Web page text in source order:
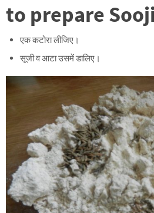
to prepare
एक कटोरा लीजिए।
सूजी व आटा उसमें डालिए।